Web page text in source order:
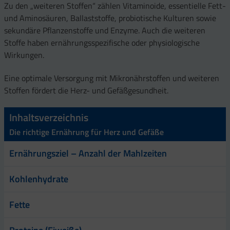
Zu den „weiteren Stoffen“ zählen Vitaminoide, essentielle Fett-
und Aminosäuren, Ballaststoffe, probiotische Kulturen sowie
sekundäre Pflanzenstoffe und Enzyme. Auch die weiteren
Stoffe haben ernährungsspezifische oder physiologische
Wirkungen.
Eine optimale Versorgung mit Mikronährstoffen und weiteren
Stoffen fördert die Herz- und Gefäßgesundheit.
Inhaltsverzeichnis
Die richtige Ernährung für Herz und Gefäße
Ernährungsziel – Anzahl der Mahlzeiten
Kohlenhydrate
Fette